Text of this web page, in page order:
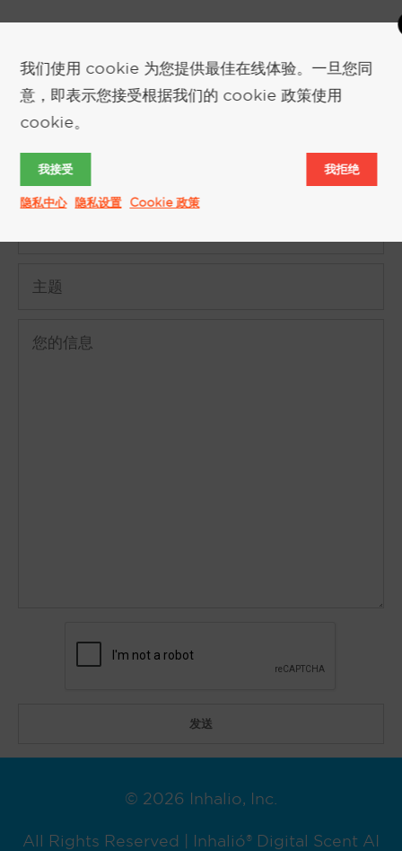
索取更多信息
© 2026 Inhalio, Inc.
All Rights Reserved | Inhalió® Digital Scent AI
我们使用 cookie 为您提供最佳在线体验。一旦您同
意，即表示您接受根据我们的 cookie 政策使用
cookie。
我接受 我拒绝
隐私中心 隐私设置 Cookie 政策